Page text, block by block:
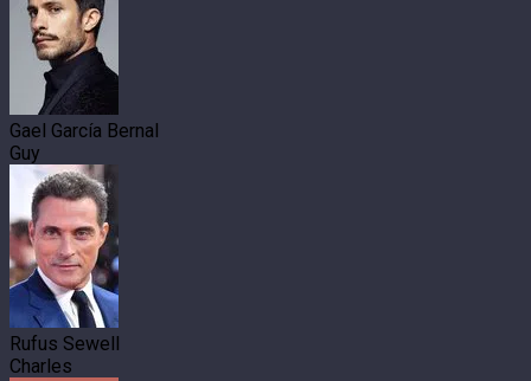
Gael García Bernal
Guy
Rufus Sewell
Charles